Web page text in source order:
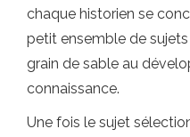
chaque historien se
petit ensemble de
grain de sable au
connaissance.
Une fois le sujet